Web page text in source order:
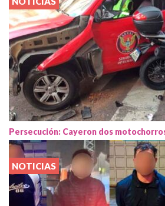
Persecución: Cayeron dos
NOTICIAS